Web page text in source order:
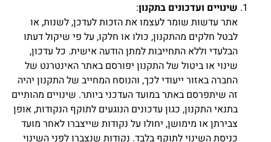
שינויים ועדכונים בתקנון:
אתר עדשות שומר לעצמו את הזכות לעדכן, לשנות, או
לבטל חלקים מהתקנון, כולו או חלקו, על פי שיקול דעתו
הבלעדי וללא התחייבות למתן הודעה אישית. כל עדכון,
שינוי או ביטול של התקנון יפורסם באתר האינטרנט של
החברה באזור ייעודי לכך, והנוסח המחייב של התקנון יהיה
זה שיתפרסם באתר במועד העדכני ביותר. שינויים מהותיים
בתנאי התקנון, כגון עדכונים הנוגעים לתוקף הנקודות, אופן
צבירתן או מימושן, יחולו על נקודות שייצברו לאחר מועד
כניסת השינוי לתוקף בלבד. נקודות שנצברו לפני השינוי